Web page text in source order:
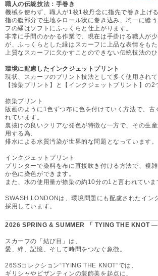
職人の伝統技法：手巻き
機械を使わず、職人が1枚1枚丹念に指先で巻き上げる
指の腹部分で生地をロール状に巻き込み、均一に縫
フの縁はソフトにふっくらと仕上がります。
非常に手間のかかる作業で、現在は手掛ける職人が
が、ふっくらとした縁はスカーフに上品な表情をもた
上質なスカーフに欠かすことのできない伝統技法のひ
環境に配慮したインクジェットプリント
現状、スカーフのプリント技法として多く使用され
【捺染プリント】と【インクジェットプリント】の2
捺染プリント
版画のように1色ずつ布に色を付けていく方法で、古
れています。
裏抜けの良いクリアな発色が特徴な一方で、その生
用する為、
排水による水質汚染が世界的な問題となっています。
インクジェットプリント
プリンターで染料を布に直接吹き付ける方法で、複
か色に染色ができます。
また、水の使用量が捺染の約10分の1と言われていま
SWASH LONDONは、環境問題にも配慮されたイン
採用しています。
2026 SPRING & SUMMER 「 TYING THE KNOT —
スカーフの「結び目」は、
愛、絆、記憶、そして時間をつなぐ象徴。
26SSコレクション“TYING THE KNOT”では、
ギリシャやビザンティンの装飾美を起点に、